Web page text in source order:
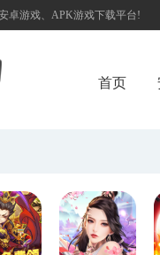
卓游戏、APK游戏下载平台!
首页